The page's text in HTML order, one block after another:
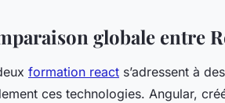
globale entre
formation react s’adressent à
ces technologies. Angular,